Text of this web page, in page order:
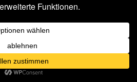
Ensiferum Faun Feuerschwanz
The Sky
Letzte Instanz
M'era Luna Festival